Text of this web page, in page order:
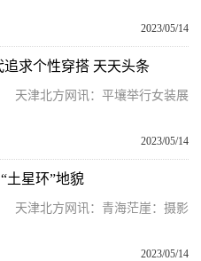
2023/05/14
求个性穿搭 天天头条
津北方网讯：平壤举行女装展
2023/05/14
土星环”地貌
津北方网讯：青海茫崖：摄影
2023/05/14